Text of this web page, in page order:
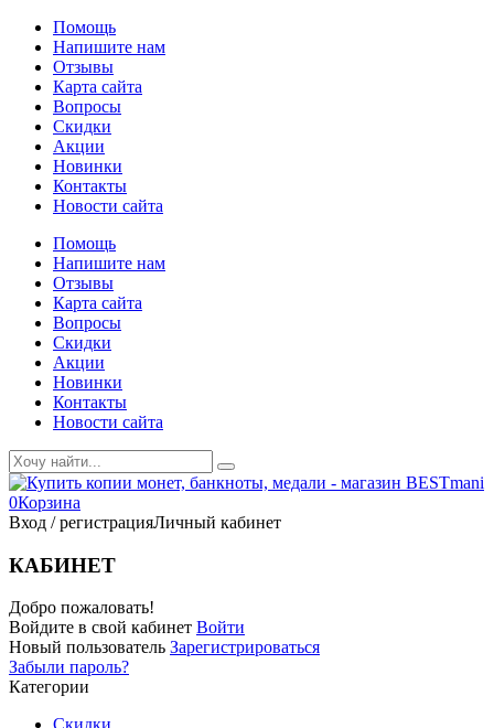
Помощь
Напишите нам
Отзывы
Карта сайта
Вопросы
Скидки
Акции
Новинки
Контакты
Новости сайта
Помощь
Напишите нам
Отзывы
Карта сайта
Вопросы
Скидки
Акции
Новинки
Контакты
Новости сайта
0Корзина
Вход / регистрацияЛичный кабинет
КАБИНЕТ
Добро пожаловать!
Войдите в свой кабинет Войти
Новый пользователь Зарегистрироваться
Забыли пароль?
Категории